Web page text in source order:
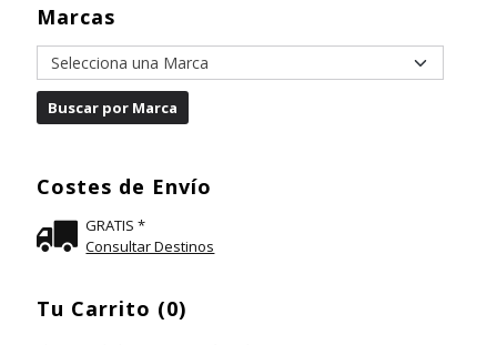
Marcas
Costes de Envío
GRATIS *
Consultar Destinos
Tu Carrito (0)